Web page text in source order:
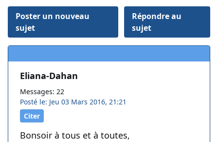
Poster un nouveau
sujet
Répondre au
sujet
Eliana-Dahan
Messages: 22
Posté le: Jeu 03 Mars 2016, 21:21
Citer
Bonsoir à tous et à toutes,